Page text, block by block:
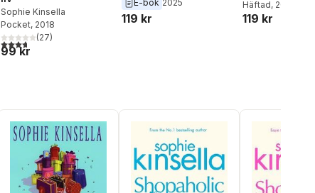
Sophie Kinsella
Pocket, 2018
3,7utav 5 stjärnor. Totalt antal röster:
(27)
99 kr
E-bok 2025
119 kr
Häftad, 2020
119 kr